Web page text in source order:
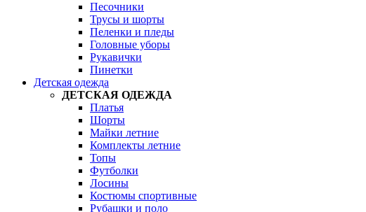
Песочники
Трусы и шорты
Пеленки и пледы
Головные уборы
Рукавички
Пинетки
Детская одежда
ДЕТСКАЯ ОДЕЖДА
Платья
Шорты
Майки летние
Комплекты летние
Топы
Футболки
Лосины
Костюмы спортивные
Рубашки и поло